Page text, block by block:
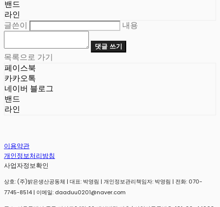
밴드
라인
글쓴이
내용
댓글 쓰기
목록으로 가기
페이스북
카카오톡
네이버 블로그
밴드
라인
이용약관
개인정보처리방침
사업자정보확인
상호: (주)밝은생산공동체 | 대표: 박영림 | 개인정보관리책임자: 박영림 | 전화: 070-
7745-8514 | 이메일: daaduu0201@naver.com